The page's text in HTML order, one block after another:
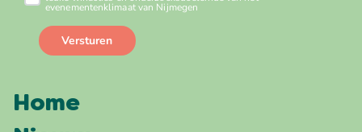
Home